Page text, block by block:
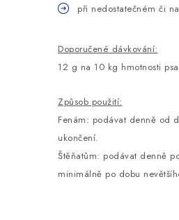
při nedostatečném či
Doporučené dávkování:
12 g na 10 kg hmotnosti
Způsob použití:
Fenám: podávat denně od
ukončení.
Štěňatům: podávat denně
minimálně po dobu